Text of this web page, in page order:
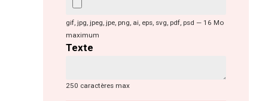
gif, jpg, jpeg, jpe, png, ai, eps, svg, pdf, psd — 16 Mo
maximum
Texte
250 caractères max